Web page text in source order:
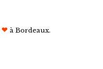
à Bordeaux.